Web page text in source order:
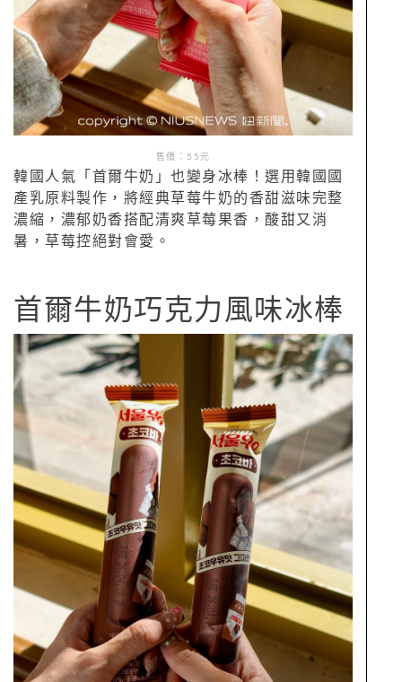
售價：55元
韓國人氣「首爾牛奶」也變身冰棒！選用韓國國
產乳原料製作，將經典草莓牛奶的香甜滋味完整
濃縮，濃郁奶香搭配清爽草莓果香，酸甜又消
暑，草莓控絕對會愛。
首爾牛奶巧克力風味冰棒